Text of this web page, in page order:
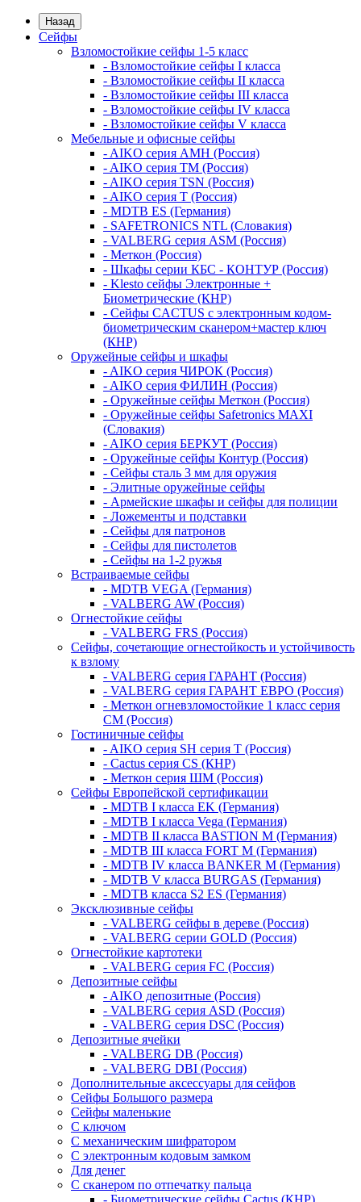
Назад
Сейфы
Взломостойкие сейфы 1-5 класс
- Взломостойкие сейфы I класса
- Взломостойкие сейфы II класса
- Взломостойкие сейфы III класса
- Взломостойкие сейфы IV класса
- Взломостойкие сейфы V класса
Мебельные и офисные сейфы
- AIKO серия AMH (Россия)
- AIKO серия TM (Россия)
- AIKO серия TSN (Россия)
- AIKO серия Т (Россия)
- MDTB ES (Германия)
- SAFETRONICS NTL (Словакия)
- VALBERG серия ASM (Россия)
- Меткон (Россия)
- Шкафы серии КБС - КОНТУР (Россия)
- Klesto сейфы Электронные +
Биометрические (КНР)
- Сейфы CACTUS с электронным кодом-
биометрическим сканером+мастер ключ
(КНР)
Оружейные сейфы и шкафы
- AIKO серия ЧИРОК (Россия)
- AIKO серия ФИЛИН (Россия)
- Оружейные сейфы Меткон (Россия)
- Оружейные сейфы Safetronics MAXI
(Словакия)
- AIKO серия БЕРКУТ (Россия)
- Оружейные сейфы Контур (Россия)
- Сейфы сталь 3 мм для оружия
- Элитные оружейные сейфы
- Армейские шкафы и сейфы для полиции
- Ложементы и подставки
- Сейфы для патронов
- Сейфы для пистолетов
- Сейфы на 1-2 ружья
Встраиваемые сейфы
- MDTB VEGA (Германия)
- VALBERG AW (Россия)
Огнестойкие сейфы
- VALBERG FRS (Россия)
Сейфы, сочетающие огнестойкость и устойчивость
к взлому
- VALBERG серия ГАРАНТ (Россия)
- VALBERG серия ГАРАНТ ЕВРО (Россия)
- Меткон огневзломостойкие 1 класс серия
СМ (Россия)
Гостиничные сейфы
- AIKO серия SH серия Т (Россия)
- Cactus серия CS (КНР)
- Меткон серия ШМ (Россия)
Сейфы Европейской сертификации
- MDTB I класса EK (Германия)
- MDTB I класса Vega (Германия)
- MDTB II класса BASTION M (Германия)
- MDTB III класса FORT M (Германия)
- MDTB IV класса BANKER M (Германия)
- MDTB V класса BURGAS (Германия)
- MDTB класса S2 ES (Германия)
Эксклюзивные сейфы
- VALBERG сейфы в дереве (Россия)
- VALBERG серии GOLD (Россия)
Огнестойкие картотеки
- VALBERG серия FC (Россия)
Депозитные сейфы
- AIKO депозитные (Россия)
- VALBERG серия ASD (Россия)
- VALBERG серия DSC (Россия)
Депозитные ячейки
- VALBERG DB (Россия)
- VALBERG DBI (Россия)
Дополнительные аксессуары для сейфов
Сейфы Большого размера
Сейфы маленькие
С ключом
С механическим шифратором
С электронным кодовым замком
Для денег
С сканером по отпечатку пальца
- Биометрические сейфы Cactus (КНР)